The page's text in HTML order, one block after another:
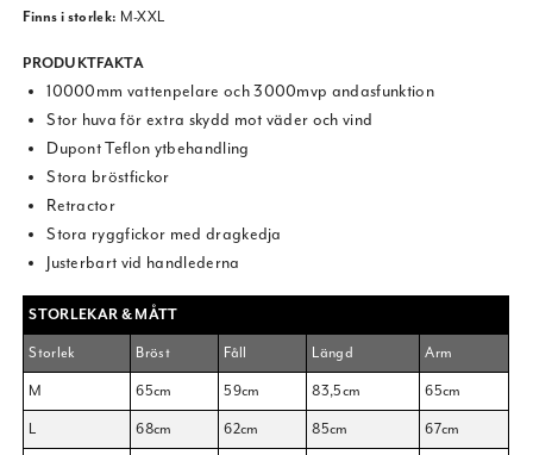
Finns i storlek: M-XXL
PRODUKTFAKTA
10000mm vattenpelare och 3000mvp andasfunktion
Stor huva för extra skydd mot väder och vind
Dupont Teflon ytbehandling
Stora bröstfickor
Retractor
Stora ryggfickor med dragkedja
Justerbart vid handlederna
STORLEKAR & MÅTT
Storlek
Bröst Fåll Längd
Arm
M
65cm 59cm 83,5cm
65cm
L
68cm 62cm 85cm
67cm